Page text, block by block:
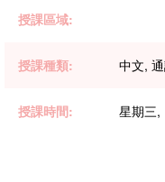
授課區域:
授課種類: 中文,
授課時間: 星期三,